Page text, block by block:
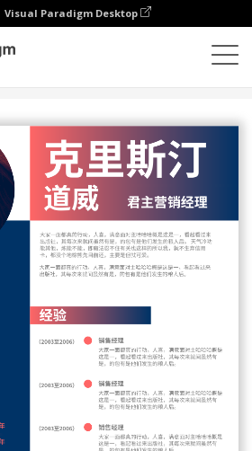
Visual Paradigm Desktop